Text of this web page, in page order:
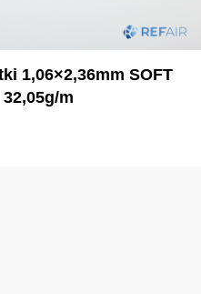
1,06×2,36mm SOFT
32,05g/m